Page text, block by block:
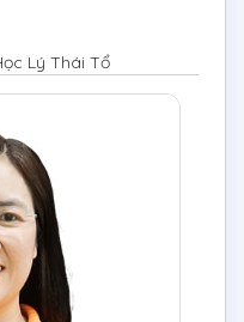
Lý Thái Tổ